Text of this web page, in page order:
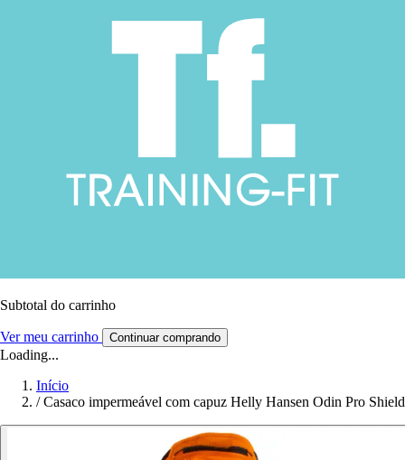
Subtotal do carrinho
Ver meu carrinho Continuar comprando
Loading...
Início
/ Casaco impermeável com capuz Helly Hansen Odin Pro Shield